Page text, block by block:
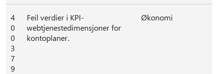
4
0
0
3
7
9
Feil verdier i KPI-
webtjenestedimensjoner for
kontoplaner.
Økonomi